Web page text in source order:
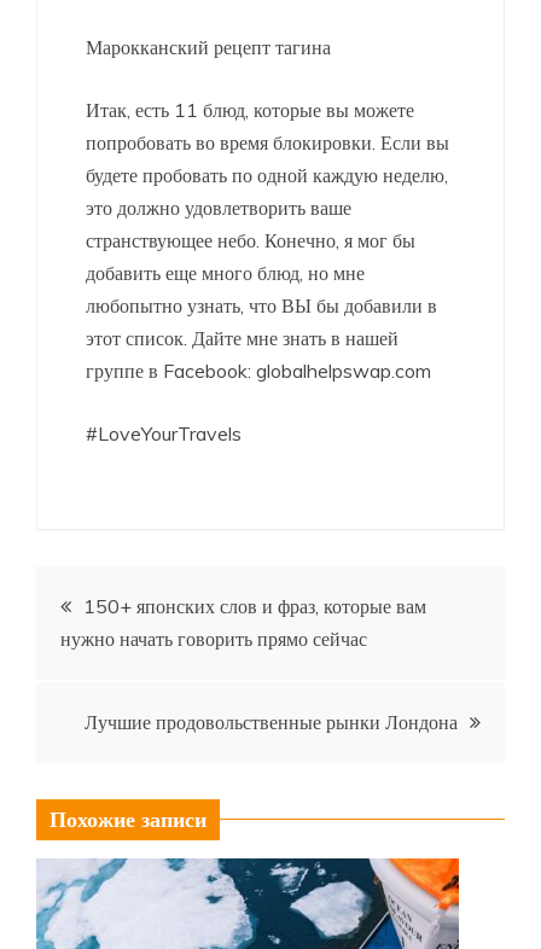
Марокканский рецепт тагина
Итак, есть 11 блюд, которые вы можете
попробовать во время блокировки. Если вы
будете пробовать по одной каждую неделю,
это должно удовлетворить ваше
странствующее небо. Конечно, я мог бы
добавить еще много блюд, но мне
любопытно узнать, что ВЫ бы добавили в
этот список. Дайте мне знать в нашей
группе в Facebook: globalhelpswap.com
#LoveYourTravels
Навигация
по
записям
150+ японских слов и фраз, которые вам
нужно начать говорить прямо сейчас
Лучшие продовольственные рынки Лондона
Похожие записи